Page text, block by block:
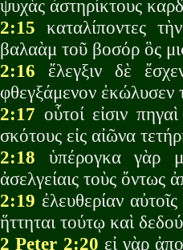
ψυχὰς ἀστηρίκτους
2:15 καταλίποντες
βαλαὰμ τοῦ βοσόρ ὃς
2:16 ἔλεγξιν δὲ
φθεγξάμενον ἐκώλυσεν
2:17 οὗτοί εἰσιν
σκότους εἰς αἰῶνα
2:18 ὑπέρογκα γὰρ
ἀσελγείαις τοὺς ὄντως
2:19 ἐλευθερίαν
ἥττηται τούτῳ καὶ
2 Peter 2:20 εἰ γὰρ